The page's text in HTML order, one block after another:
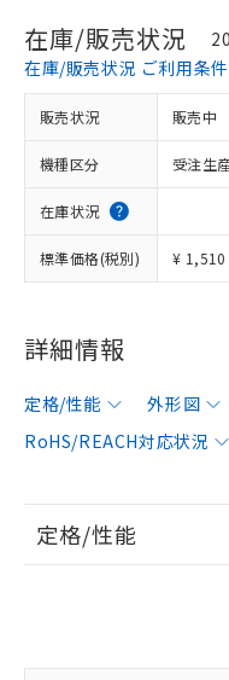
在庫/販売状況
在庫/販売状況 ご利用条件
販売状況 販売中
機種区分 受注生
在庫状況
標準価格(税別) ¥ 1,510
詳細情報
定格/性能 外形図
RoHS/REACH対応状況
定格/性能